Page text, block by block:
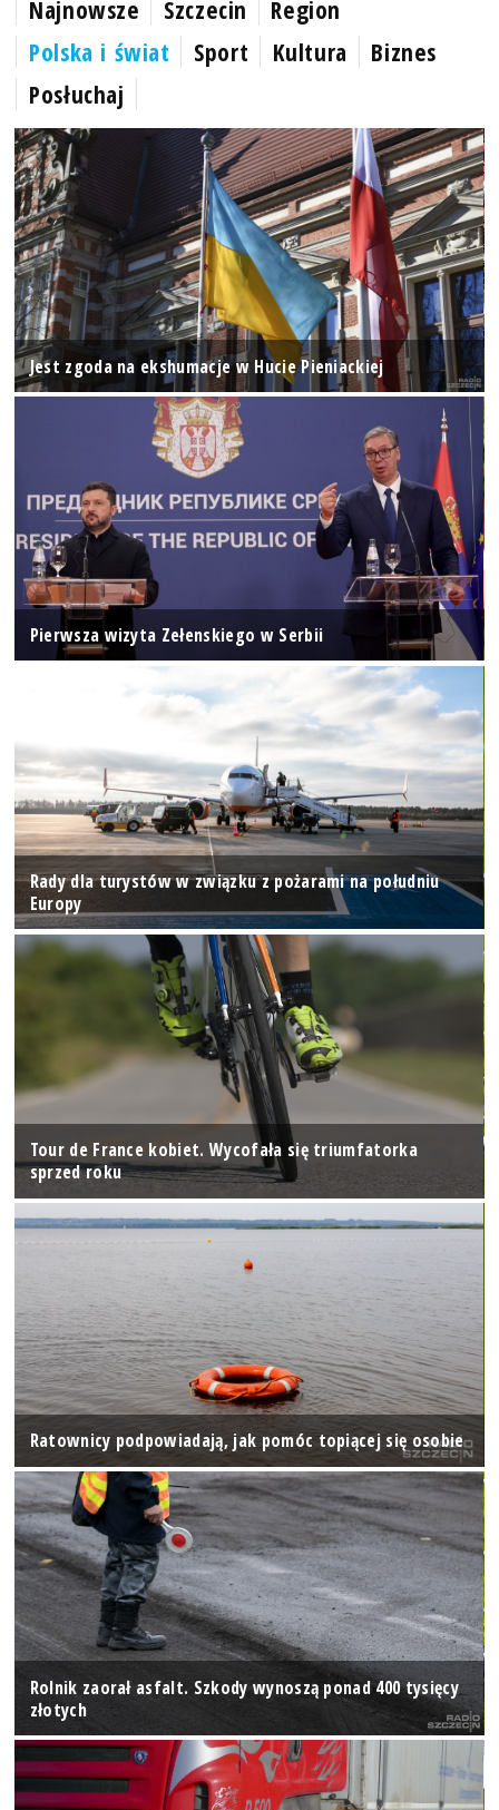
Najnowsze Szczecin
Region
Polska i świat
Sport Kultura
Biznes
Posłuchaj
Jest zgoda na ekshumacje w Hucie Pieniackiej
Pierwsza wizyta Zełenskiego w Serbii
Rady dla turystów w związku z pożarami na południu
Europy
Tour de France kobiet. Wycofała się triumfatorka
sprzed roku
Ratownicy podpowiadają, jak pomóc topiącej się osobie
Rolnik zaorał asfalt. Szkody wynoszą ponad 400 tysięcy
złotych